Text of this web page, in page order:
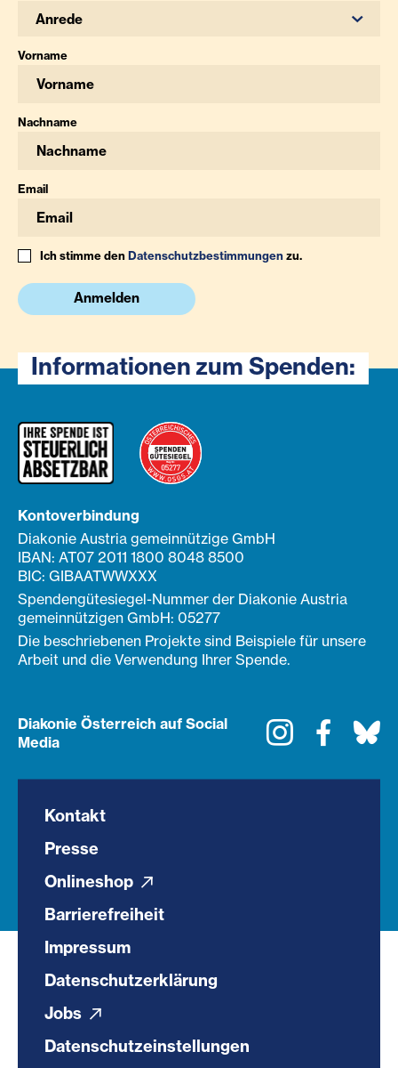
Anrede
Vorname
Nachname
Email
Ich stimme denDatenschutzbestimmungenzu.
Anmelden
Informationen zum Spenden:
Kontoverbindung
Diakonie Austria gemeinnützige GmbH
IBAN: AT07 2011 1800 8048 8500
BIC: GIBAATWWXXX
Spendengütesiegel-Nummer der Diakonie Austria
gemeinnützigen GmbH: 05277
Die beschriebenen Projekte sind Beispiele für unsere
Arbeit und die Verwendung Ihrer Spende.
Diakonie Österreich auf Social
Media
Instagram
Kontakt
Presse
Onlineshop
Barrierefreiheit
Impressum
Datenschutzerklärung
Jobs
Datenschutzeinstellungen